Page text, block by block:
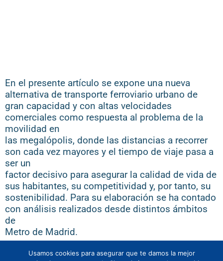
En el presente artículo se expone una nueva
alternativa de transporte ferroviario urbano de
gran capacidad y con altas velocidades
comerciales como respuesta al problema de la
movilidad en
las megalópolis, donde las distancias a recorrer
son cada vez mayores y el tiempo de viaje pasa a
ser un
factor decisivo para asegurar la calidad de vida de
sus habitantes, su competitividad y, por tanto, su
sostenibilidad. Para su elaboración se ha contado
con análisis realizados desde distintos ámbitos
de
Metro de Madrid.
Todos los derechos © 2026 | Funciona gracias a Tema Astra para
Usamos cookies para asegurar que te damos la mejor